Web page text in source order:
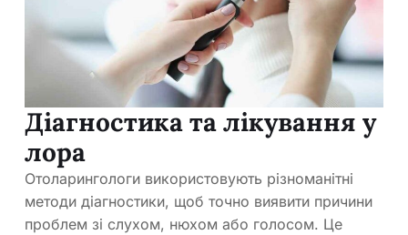
Діагностика та лікування у
лора
Отоларингологи використовують різноманітні
методи діагностики, щоб точно виявити причини
проблем зі слухом, нюхом або голосом. Це